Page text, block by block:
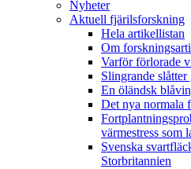
Nyheter
Aktuell fjärilsforskning
Hela artikellistan
Om
Varför förlorade
Slingrande
En öländsk
Det nya normala
värmestress som
Svenska
Storbritannien